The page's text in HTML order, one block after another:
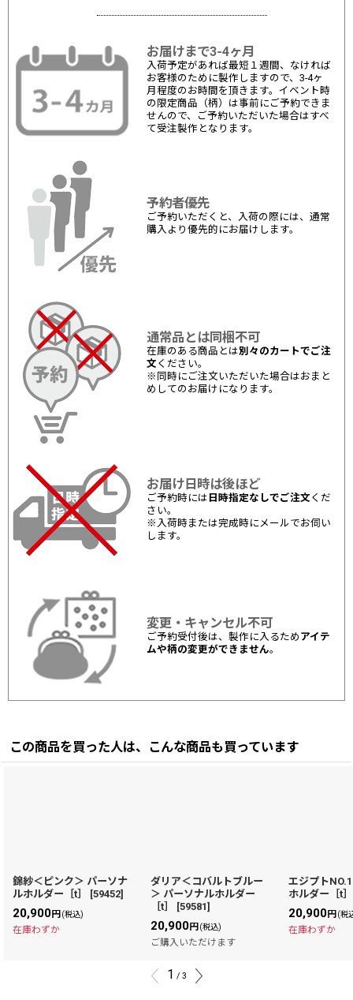
お届けまで3-4ヶ月
入荷予定があれば最短１週間、なければ
お客様のために製作しますので、3-4ヶ
月程度のお時間を頂きます。イベント時
の限定商品（柄）は事前にご予約できま
せんので、ご予約いただいた場合はすべ
て受注製作となります。
予約者優先
ご予約いただくと、入荷の際には、通常
購入より優先的にお届けします。
通常品とは同梱不可
在庫のある商品とは別々のカートでご注
文 ください。
※同時にご注文いただいた場合はおまと
めしてのお届けになります。
お届け日時は後ほど
ご予約時には 日時指定なしでご注文 くだ
さい。
※入荷時または完成時にメールでお伺い
します。
変更・キャンセル不可
ご予約受付後は、製作に入るため アイテ
ムや柄の変更ができません。
この商品を買った人は、こんな商品も買っています
錦紗＜ピンク＞ パーソナ
ルホルダー［t］
[59452]
20,900円(税込)
在庫わずか
ダリア＜コバルトブルー
＞ パーソナルホルダー
［t］
[59581]
20,900円(税込)
ご購入いただけます
エジプト
ホルダー［t］
20,900円(税
在庫わずか
1 / 3